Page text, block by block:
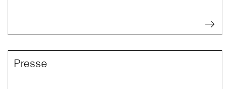
Presse